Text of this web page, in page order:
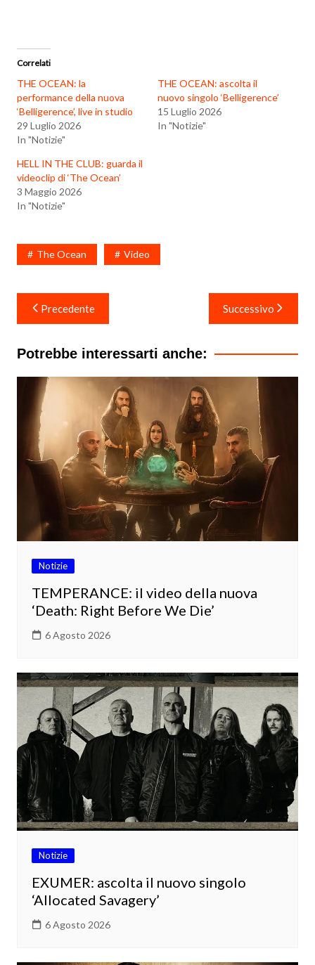
Correlati
THE OCEAN: la
performance della nuova
‘Belligerence’, live in studio
29 Luglio 2026
In "Notizie"
THE OCEAN: ascolta il
nuovo singolo ‘Belligerence’
15 Luglio 2026
In "Notizie"
HELL IN THE CLUB: guarda il
videoclip di ‘The Ocean’
3 Maggio 2026
In "Notizie"
The Ocean Video
Navigazione
articoli
Precedente Successivo
Potrebbe interessarti anche:
Notizie
TEMPERANCE: il video della nuova
‘Death: Right Before We Die’
6 Agosto 2026
Notizie
EXUMER: ascolta il nuovo singolo
‘Allocated Savagery’
6 Agosto 2026